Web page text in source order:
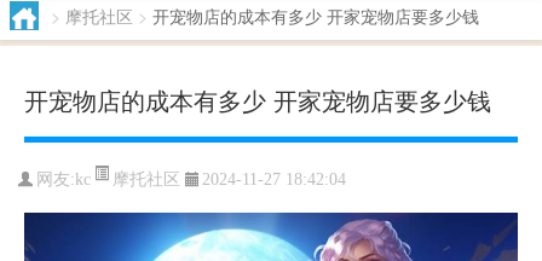
> 摩托社区 > 开宠物店的成本有多少 开家宠物店要多少钱
开宠物店的成本有多少 开家宠物店要多少钱
网友: kc 摩托社区 2024-11-27 18:42:04